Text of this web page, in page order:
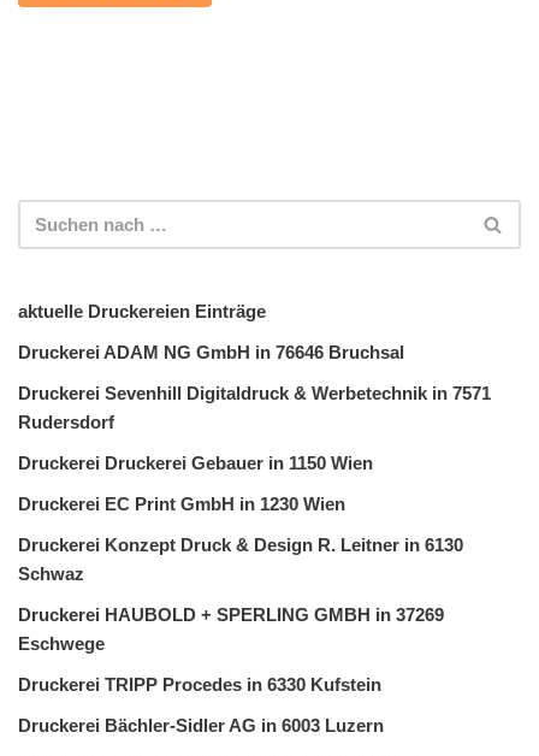
aktuelle Druckereien Einträge
Druckerei ADAM NG GmbH in 76646 Bruchsal
Druckerei Sevenhill Digitaldruck & Werbetechnik in 7571
Rudersdorf
Druckerei Druckerei Gebauer in 1150 Wien
Druckerei EC Print GmbH in 1230 Wien
Druckerei Konzept Druck & Design R. Leitner in 6130
Schwaz
Druckerei HAUBOLD + SPERLING GMBH in 37269
Eschwege
Druckerei TRIPP Procedes in 6330 Kufstein
Druckerei Bächler-Sidler AG in 6003 Luzern